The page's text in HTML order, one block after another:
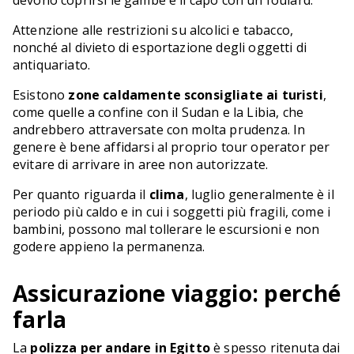
Attenzione alle restrizioni su alcolici e tabacco,
nonché al divieto di esportazione degli oggetti di
antiquariato.
Esistono zone caldamente sconsigliate ai turisti,
come quelle a confine con il Sudan e la Libia, che
andrebbero attraversate con molta prudenza. In
genere è bene affidarsi al proprio tour operator per
evitare di arrivare in aree non autorizzate.
Per quanto riguarda il clima, luglio generalmente è il
periodo più caldo e in cui i soggetti più fragili, come i
bambini, possono mal tollerare le escursioni e non
godere appieno la permanenza.
Assicurazione viaggio: perché
farla
La polizza per andare in Egittoè spesso ritenuta dai